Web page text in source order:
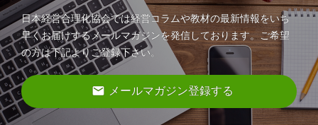
日本経営合理化協会では経営コラムや教材の最新情報をいち
早くお届けするメールマガジンを発信しております。ご希望
の方は下記よりご登録下さい。
email メールマガジン登録する